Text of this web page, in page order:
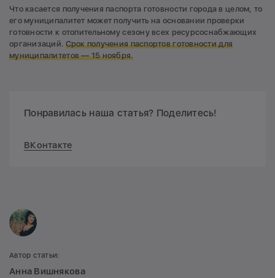
Что касается получения паспорта готовности города в целом, то
его муниципалитет может получить на основании проверки
готовности к отопительному сезону всех ресурсоснабжающих
организаций. Срок получения паспортов готовности для
муниципалитетов — 15 ноября.
Понравилась наша статья? Поделитесь!
ВКонтакте
Автор статьи:
Анна Вишнякова